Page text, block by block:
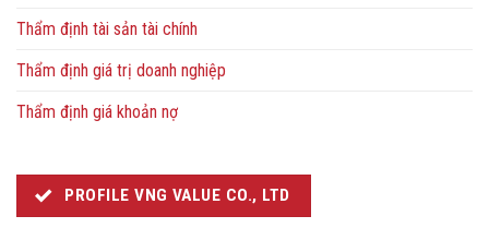
Thẩm định tài sản tài chính
Thẩm định giá trị doanh nghiệp
Thẩm định giá khoản nợ
PROFILE VNG VALUE CO., LTD